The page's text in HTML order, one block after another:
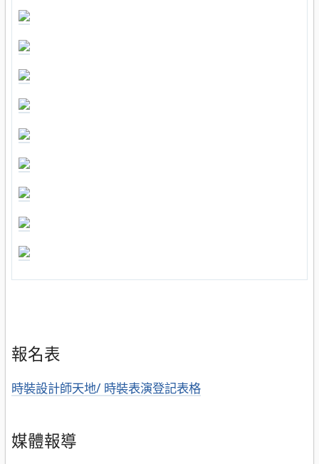
報名表
時裝設計師天地/ 時裝表演登記表格
媒體報導